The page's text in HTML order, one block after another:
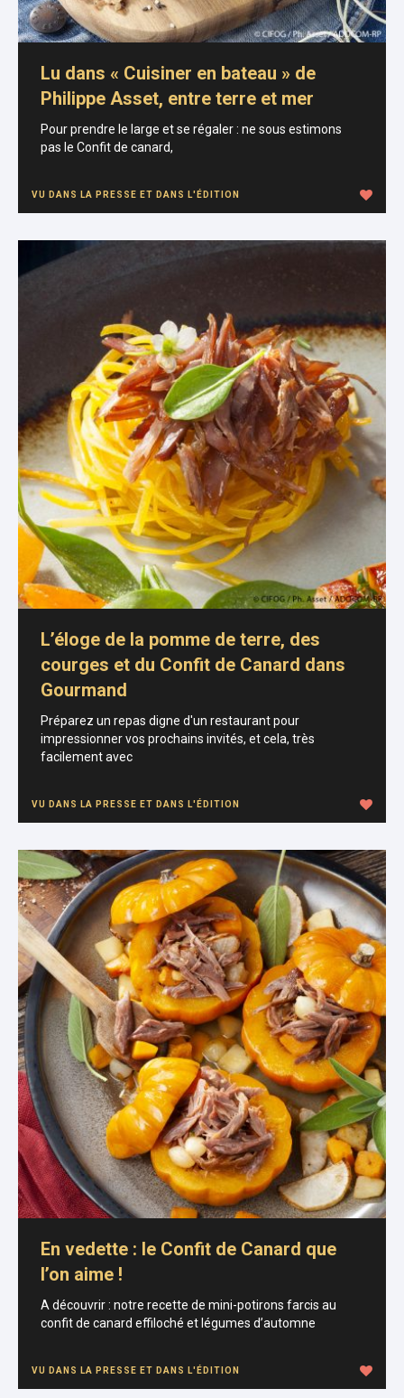
Lu dans « Cuisiner en bateau » de
Philippe Asset, entre terre et mer
Pour prendre le large et se régaler : ne sous estimons
pas le Confit de canard,
VU DANS LA PRESSE ET DANS L'ÉDITION
L’éloge de la pomme de terre, des
courges et du Confit de Canard dans
Gourmand
Préparez un repas digne d'un restaurant pour
impressionner vos prochains invités, et cela, très
facilement avec
VU DANS LA PRESSE ET DANS L'ÉDITION
En vedette : le Confit de Canard que
l’on aime !
A découvrir : notre recette de mini-potirons farcis au
confit de canard effiloché et légumes d’automne
VU DANS LA PRESSE ET DANS L'ÉDITION